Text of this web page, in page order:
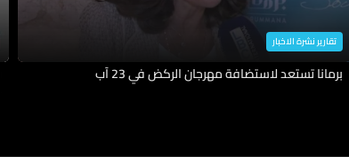
تقارير نشرة الاخبار
برمانا تستعد لاستضافة مهرجان الركض في 23 آب